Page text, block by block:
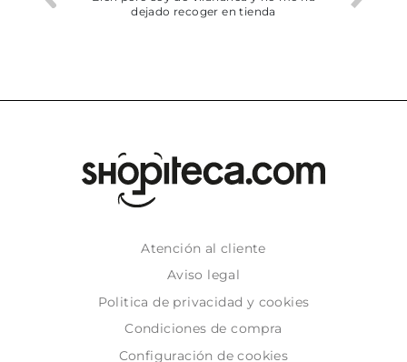
dejado recoger en tienda
Atención al cliente
Aviso legal
Politica de privacidad y cookies
Condiciones de compra
Configuración de cookies